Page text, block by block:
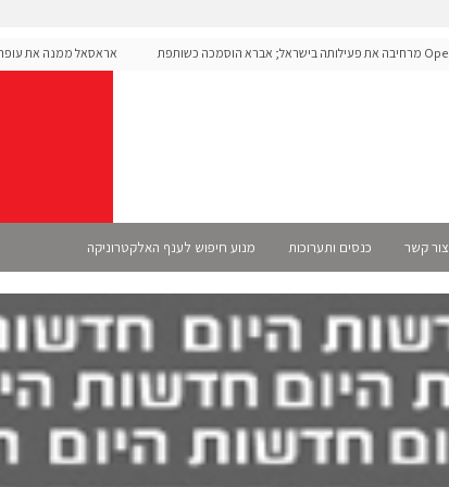
OpenAI מרחיבה את פעילותה בישראל; אברא הוסמכה כשותפת
אראסאל ממנה את עופר
צור קשר כנסים ותערוכות מנוע חיפוש לענף האלקטרוניקה